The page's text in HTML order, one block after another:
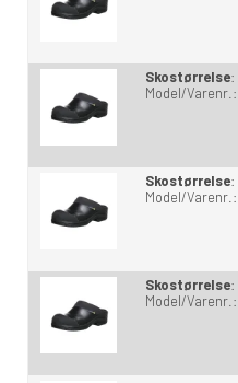
Skostørrelse:
Model/Varenr.:
Skostørrelse:
Model/Varenr.:
Skostørrelse:
Model/Varenr.: